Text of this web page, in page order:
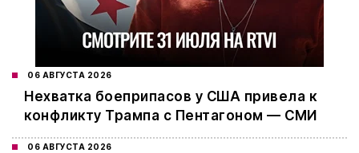
06 АВГУСТА 2026
Нехватка боеприпасов у США привела к
конфликту Трампа с Пентагоном — СМИ
06 АВГУСТА 2026